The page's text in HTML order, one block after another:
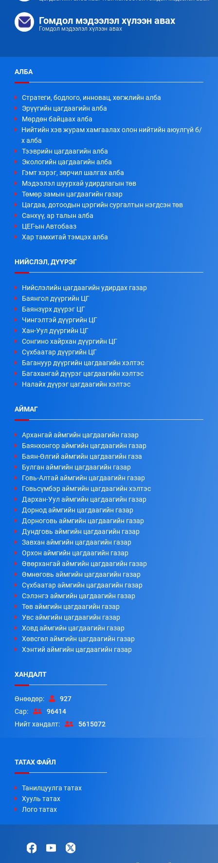
Гомдол мэдээлэл хүлээн авах
Гомдол мэдээлэл хүлээн авах
АЛБА
Стратеги, бодлого, инновац, хөгжлийн алба
Эрүүгийн цагдаагийн алба
Мөрдөн байцаах алба
Нийтийн хэв журам хамгаалах олон нийтийн аюулгүй б/
х алба
Тээврийн цагдаагийн алба
Экологийн цагдаагийн алба
Гэмт хэрэг, зөрчил шалгах алба
Мэдээлэл шуурхай удирдлагын төв
Төмөр замын цагдаагийн газар
Цагдаа, дотоодын цэргийн сургалтын нэгдсэн төв
Санхүү, ар талын алба
ЦЕГ-ын Автобааз
Хар тамхитай тэмцэх алба
НИЙСЛЭЛ, ДҮҮРЭГ
Нийслэлийн цагдаагийн удирдах газар
Баянгол дүүргийн ЦГ
Баянзүрх дүүрэг ЦГ
Чингэлтэй дүүргийн ЦГ
Хан-Уул дүүргийн ЦГ
Сонгино хайрхан дүүргийн ЦГ
Сүхбаатар дүүргийн ЦГ
Багануур дүүргийн цагдаагийн хэлтэс
Багахангай дүүрэг цагдаагийн хэлтэс
Налайх дүүрэг цагдаагийн хэлтэс
АЙМАГ
Архангай аймгийн цагдаагийн газар
Баянхонгор аймгийн цагдаагийн газар
Баян-Өлгий аймгийн цагдаагийн газа
Булган аймгийн цагдаагийн газар
Говь-Алтай аймгийн цагдаагийн газар
Говьсүмбэр аймгийн цагдаагийн хэлтэс
Дархан-Уул аймгийн цагдаагийн газар
Дорнод аймгийн цагдаагийн газар
Дорноговь аймгийн цагдаагийн газар
Дундговь аймгийн цагдаагийн газар
Завхан аймгийн цагдаагийн газар
Орхон аймгийн цагдаагийн газар
Өвөрхангай аймгийн цагдаагийн газар
Өмнөговь аймгийн цагдаагийн газар
Сүхбаатар аймгийн цагдаагийн газар
Сэлэнгэ аймгийн цагдаагийн газар
Төв аймгийн цагдаагийн газар
Увс аймгийн цагдаагийн газар
Ховд аймгийн цагдаагийн газар
Хөвсгөл аймгийн цагдаагийн газар
Хэнтий аймгийн цагдаагийн газар
ХАНДАЛТ
Өнөөдөр:
927
Сар:
96414
Нийт хандалт:
5615072
ТАТАХ ФАЙЛ
Танилцуулга татах
Хууль татах
Лого татах